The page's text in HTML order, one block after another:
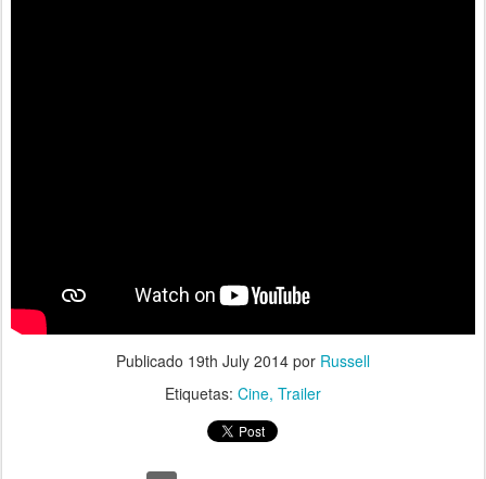
Publicado 19th July 2014 por Russell
Etiquetas: Cine Trailer